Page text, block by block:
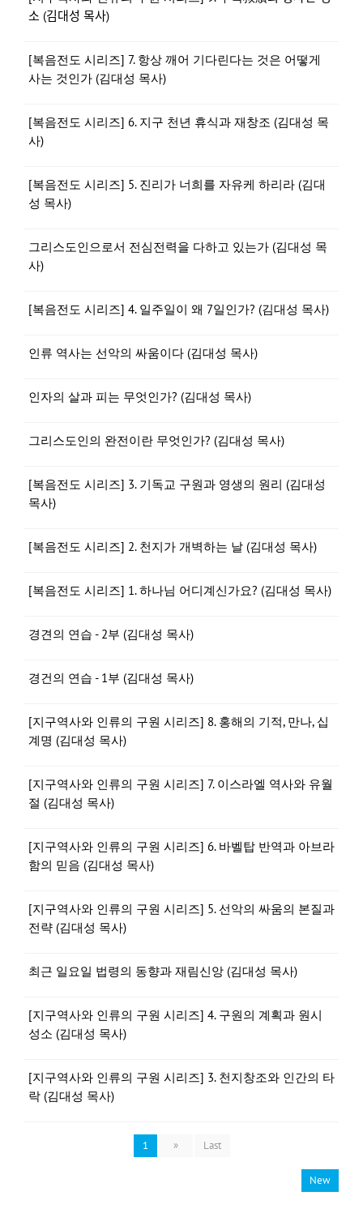
소 (김대성 목사)
[복음전도 시리즈] 7. 항상 깨어 기다린다는 것은 어떻게
사는 것인가 (김대성 목사)
[복음전도 시리즈] 6. 지구 천년 휴식과 재창조 (김대성 목
사)
[복음전도 시리즈] 5. 진리가 너희를 자유케 하리라 (김대
성 목사)
그리스도인으로서 전심전력을 다하고 있는가 (김대성 목
사)
[복음전도 시리즈] 4. 일주일이 왜 7일인가? (김대성 목사)
인류 역사는 선악의 싸움이다 (김대성 목사)
인자의 살과 피는 무엇인가? (김대성 목사)
그리스도인의 완전이란 무엇인가? (김대성 목사)
[복음전도 시리즈] 3. 기독교 구원과 영생의 원리 (김대성
목사)
[복음전도 시리즈] 2. 천지가 개벽하는 날 (김대성 목사)
[복음전도 시리즈] 1. 하나님 어디계신가요? (김대성 목사)
경견의 연습 - 2부 (김대성 목사)
경건의 연습 - 1부 (김대성 목사)
[지구역사와 인류의 구원 시리즈] 8. 홍해의 기적, 만나, 십
계명 (김대성 목사)
[지구역사와 인류의 구원 시리즈] 7. 이스라엘 역사와 유월
절 (김대성 목사)
[지구역사와 인류의 구원 시리즈] 6. 바벨탑 반역과 아브라
함의 믿음 (김대성 목사)
[지구역사와 인류의 구원 시리즈] 5. 선악의 싸움의 본질과
전략 (김대성 목사)
최근 일요일 법령의 동향과 재림신앙 (김대성 목사)
[지구역사와 인류의 구원 시리즈] 4. 구원의 계획과 원시
성소 (김대성 목사)
[지구역사와 인류의 구원 시리즈] 3. 천지창조와 인간의 타
락 (김대성 목사)
1 » Last
New